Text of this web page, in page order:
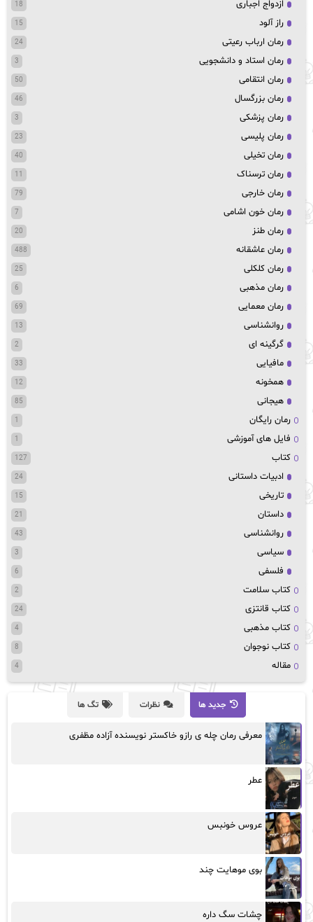
ازدواج اجباری 18
راز آلود 15
رمان ارباب رعیتی 24
رمان استاد و دانشجویی 3
رمان انتقامی 50
رمان بزرگسال 46
رمان پزشکی 3
رمان پلیسی 23
رمان تخیلی 40
رمان ترسناک 11
رمان خارجی 79
رمان خون اشامی 7
رمان طنز 20
رمان عاشقانه 488
رمان کلکلی 25
رمان مذهبی 6
رمان معمایی 69
روانشناسی 13
گرگینه ای 2
مافیایی 33
همخونه 12
هیجانی 85
رمان رایگان 1
فایل های آموزشی 1
کتاب 127
ادبیات داستانی 24
تاریخی 15
داستان 21
روانشناسی 43
سیاسی 3
فلسفی 6
کتاب سلامت 2
کتاب قانتزی 24
کتاب مذهبی 4
کتاب نوجوان 8
مقاله 4
جدید ها نظرات تگ ها
معرفی رمان چله ی رازو خاکستر نویسنده آزاده مظفری
عطر
عروس خونبس
بوی موهایت چند
چشات سگ داره